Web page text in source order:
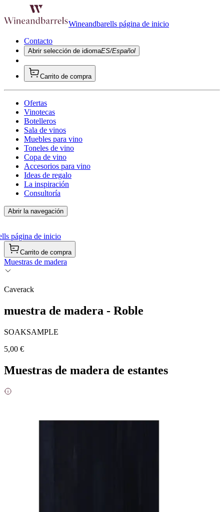
Wineandbarells página de inicio
Contacto
Abrir selección de idiomaES/Español
Carrito de compra
Ofertas
Vinotecas
Botelleros
Sala de vinos
Muebles para vino
Toneles de vino
Copa de vino
Accesorios para vino
Ideas de regalo
La inspiración
Consultoría
Abrir la navegación
página de inicio
Carrito de compra
Muestras de madera
Caverack
muestra de madera - Roble
SOAKSAMPLE
5,00 €
Muestras de madera de estantes